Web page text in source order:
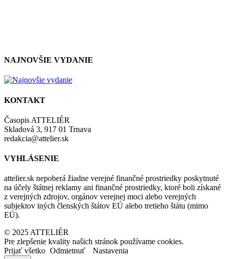
NAJNOVŠIE VYDANIE
KONTAKT
Časopis ATTELIÉR
Skladová 3, 917 01 Trnava
redakcia@attelier.sk
VYHLÁSENIE
attelier.sk nepoberá žiadne verejné finančné prostriedky poskytnuté
na účely štátnej reklamy ani finančné prostriedky, ktoré boli získané
z verejných zdrojov, orgánov verejnej moci alebo verejných
subjektov iných členských štátov EÚ alebo tretieho štátu (mimo
EÚ).
© 2025 ATTELIÉR
Pre zlepšenie kvality našich stránok používame cookies.
Prijať všetko Odmietnuť Nastavenia